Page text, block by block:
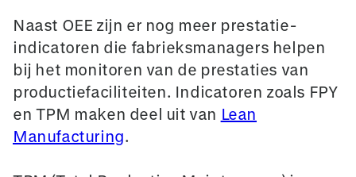
Naast OEE zijn er nog meer prestatie-
indicatoren die fabrieksmanagers helpen
bij het monitoren van de prestaties van
productiefaciliteiten. Indicatoren zoals FPY
en TPM maken deel uit van Lean
Manufacturing.